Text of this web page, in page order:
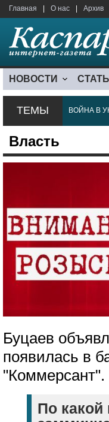
Главная О нас Архив
НОВОСТИ
ТЕМЫ ВОЙНА В
Власть
Буцаев
появилась в
"Коммерсант".
По какой